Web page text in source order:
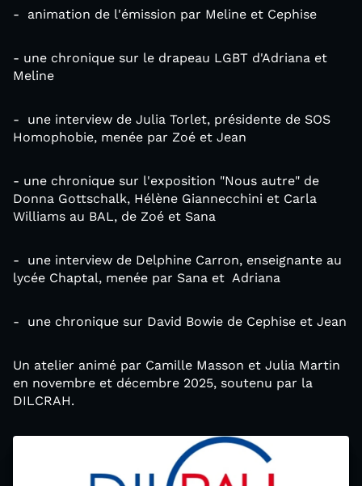
- animation de l'émission par Meline et Cephise
- une chronique sur le drapeau LGBT d'Adriana et
Meline
- une interview de Julia Torlet, présidente de SOS
Homophobie, menée par Zoé et Jean
- une chronique sur l'exposition "Nous autre" de
Donna Gottschalk, Hélène Giannecchini et Carla
Williams au BAL, de Zoé et Sana
- une interview de Delphine Carron, enseignante au
lycée Chaptal, menée par Sana et Adriana
- une chronique sur David Bowie de Cephise et Jean
Un atelier animé par Camille Masson et Julia Martin
en novembre et décembre 2025, soutenu par la
DILCRAH.